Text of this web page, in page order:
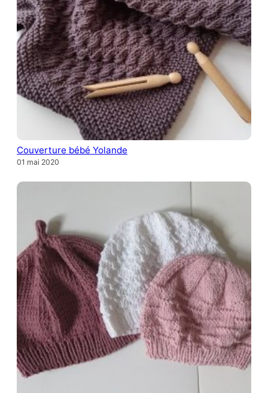
Couverture bébé Yolande
01 mai 2020